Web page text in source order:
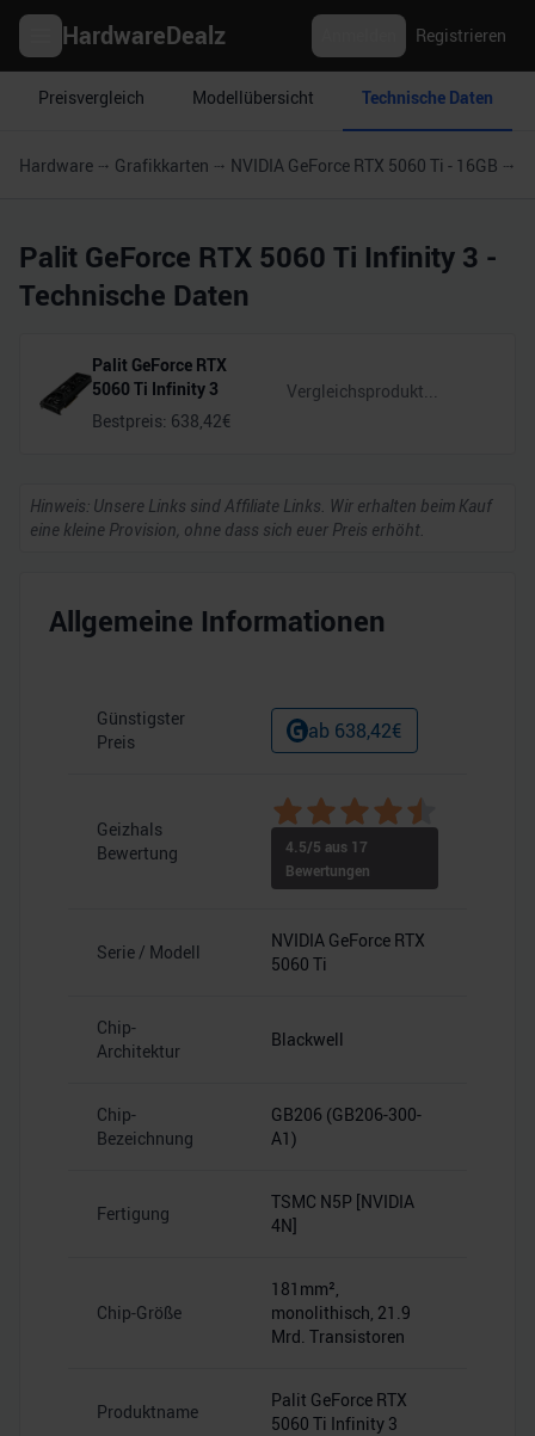
HardwareDealz Registrieren
Preisvergleich Modellübersicht Technische Daten
Hardware Grafikkarten NVIDIA GeForce RTX 5060 Ti - 16GB
Palit GeForce RTX 5060 Ti Infinity 3 -
Technische Daten
Palit GeForce RTX
5060 Ti Infinity 3
Bestpreis: 638,42€
Hinweis: Unsere Links sind Affiliate Links. Wir erhalten beim Kauf
eine kleine Provision, ohne dass sich euer Preis erhöht.
Allgemeine Informationen
Günstigster
Preis
ab 638,42€
Geizhals
Bewertung
4.5/5 aus 17
Bewertungen
Serie / Modell
NVIDIA GeForce RTX
5060 Ti
Chip-
Architektur
Blackwell
Chip-
Bezeichnung
GB206 (GB206-300-
A1)
Fertigung
TSMC N5P [NVIDIA
4N]
Chip-Größe
181mm²,
monolithisch, 21.9
Mrd. Transistoren
Produktname
Palit GeForce RTX
5060 Ti Infinity 3